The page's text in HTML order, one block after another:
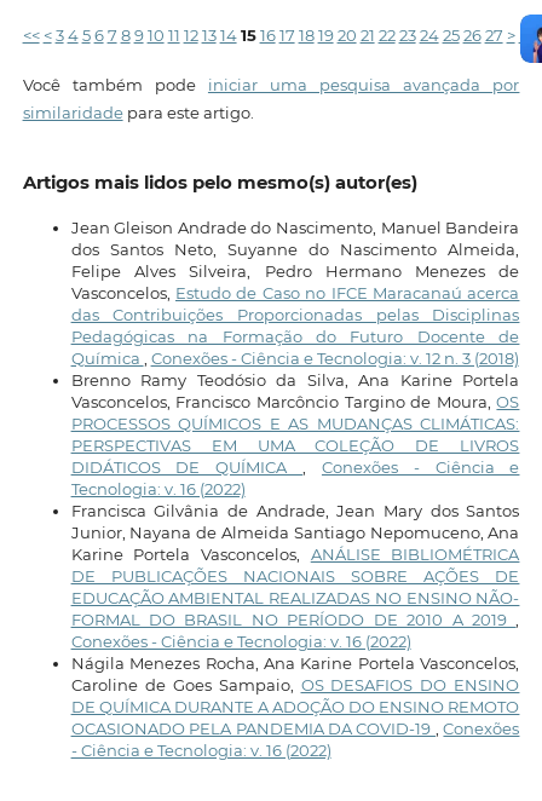
<< < 3 4 5 6 7 8 9 10 11 12 13 14 15 16 17 18 19 20 21 22 23 24 25 26 27 > >>
Você também pode iniciar uma pesquisa avançada por
similaridadepara este artigo.
Artigos mais lidos pelo mesmo(s) autor(es)
Jean Gleison Andrade do Nascimento, Manuel Bandeira
dos Santos Neto, Suyanne do Nascimento Almeida,
Felipe Alves Silveira, Pedro Hermano Menezes de
Vasconcelos, Estudo de Caso no IFCE Maracanaú acerca
das Contribuições Proporcionadas pelas Disciplinas
Pedagógicas na Formação do Futuro Docente de
Química
Conexões - Ciência e Tecnologia: v. 12 n. 3 (2018)
Brenno Ramy Teodósio da Silva, Ana Karine Portela
Vasconcelos, Francisco Marcôncio Targino de Moura,OS
PROCESSOS QUÍMICOS E AS MUDANÇAS CLIMÁTICAS:
PERSPECTIVAS EM UMA COLEÇÃO DE LIVROS
DIDÁTICOS DE QUÍMICA
Conexões - Ciência e
Tecnologia: v. 16 (2022)
Francisca Gilvânia de Andrade, Jean Mary dos Santos
Junior, Nayana de Almeida Santiago Nepomuceno, Ana
Karine Portela Vasconcelos, ANÁLISE BIBLIOMÉTRICA
DE PUBLICAÇÕES NACIONAIS SOBRE AÇÕES DE
EDUCAÇÃO AMBIENTAL REALIZADAS NO ENSINO NÃO-
FORMAL DO BRASIL NO PERÍODO DE 2010 A 2019
Conexões - Ciência e Tecnologia: v. 16 (2022)
Nágila Menezes Rocha, Ana Karine Portela Vasconcelos,
Caroline de Goes Sampaio, OS DESAFIOS DO ENSINO
DE QUÍMICA DURANTE A ADOÇÃO DO ENSINO REMOTO
OCASIONADO PELA PANDEMIA DA COVID-19
,Conexões
- Ciência e Tecnologia: v. 16 (2022)